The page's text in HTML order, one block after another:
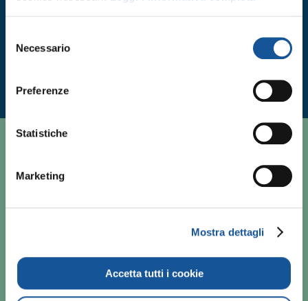
delNecessario
Preferenze
Statistiche
Marketing
Mostra dettagli
Accetta tutti i cookie
CHI SIAMO
NEWSLETTER